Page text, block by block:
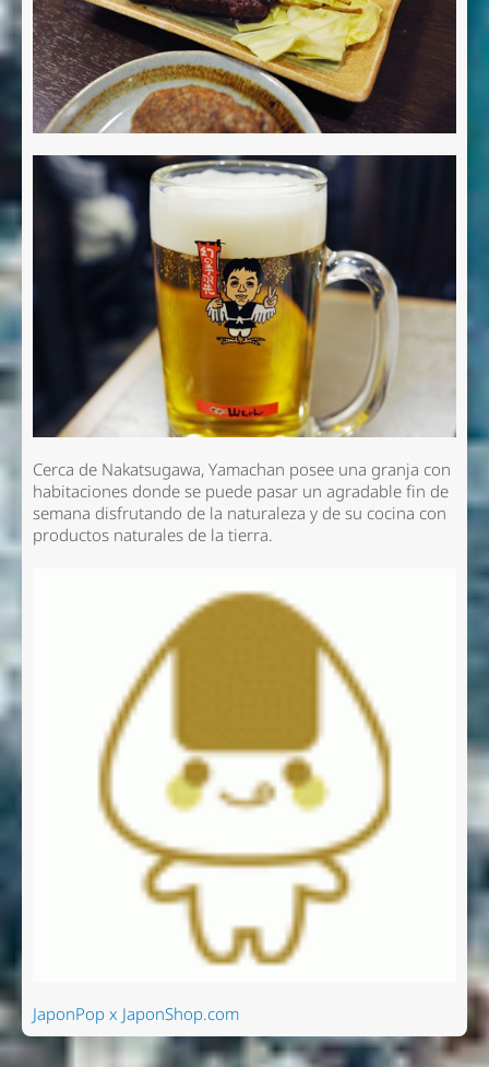
Cerca de Nakatsugawa, Yamachan posee una granja con
habitaciones donde se puede pasar un agradable fin de
semana disfrutando de la naturaleza y de su cocina con
productos naturales de la tierra.
JaponPop x JaponShop.com